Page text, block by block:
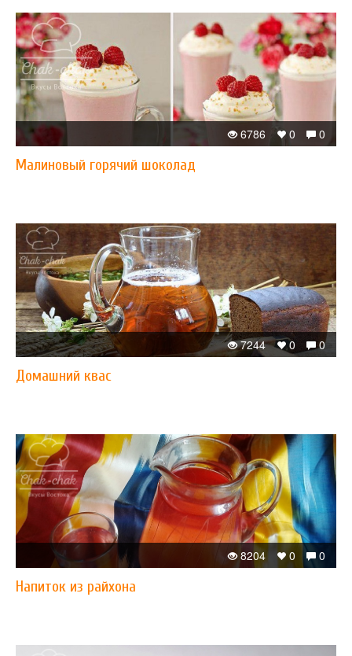
0
0
6786
​Малиновый горячий шоколад
0
0
7244
Домашний квас
0
0
8204
Напиток из райхона